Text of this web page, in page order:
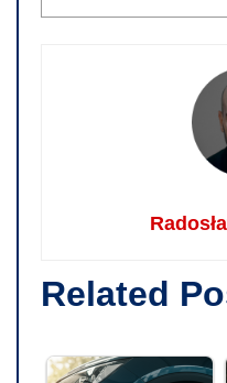
Related